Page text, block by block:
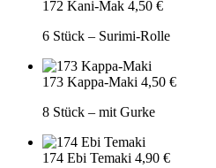
172 Kani-Mak 4,50 €
6 Stück – Surimi-Rolle
173 Kappa-Maki 4,50 €
8 Stück – mit Gurke
174 Ebi Temaki 4,90 €